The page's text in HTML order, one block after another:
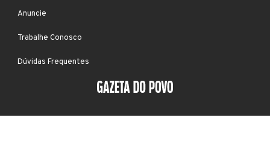
Anuncie
Trabalhe Conosco
Dúvidas Frequentes